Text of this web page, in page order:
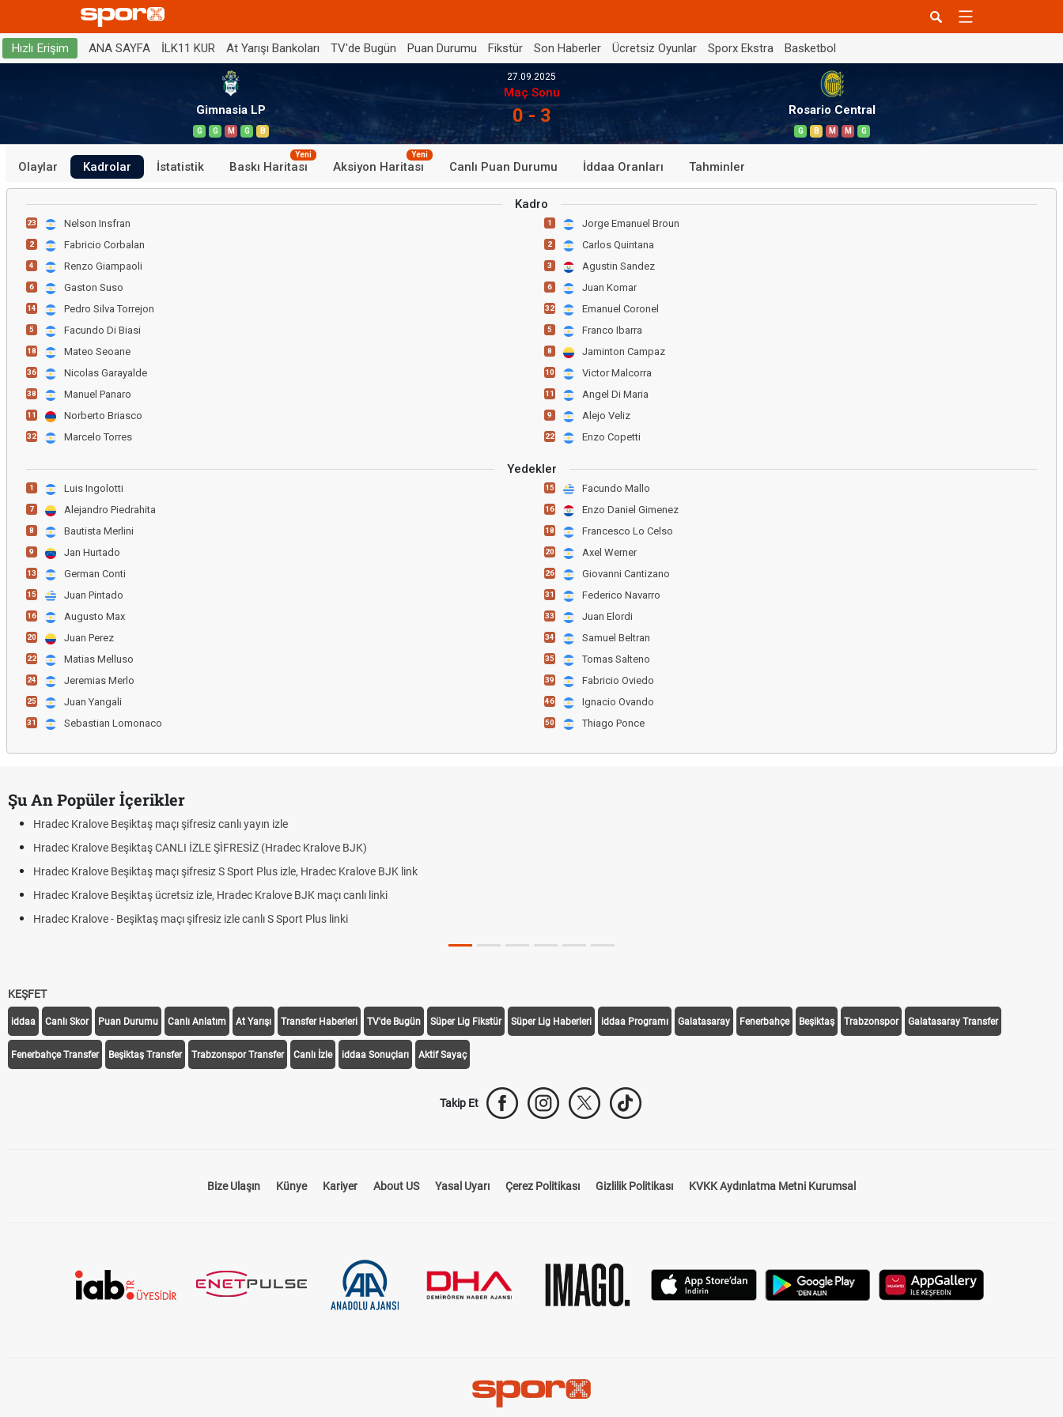
Hızlı Erişim ANA SAYFA İLK11 KUR At Yarışı Bankoları TV'de Bugün Puan Durumu Fikstür Son Haberler Ücretsiz Oyunlar Sporx Ekstra Basketbol
Gimnasia LP
G G M G B
27.09.2025
Maç Sonu
0 - 3 Rosario Central
G B M M G
Olaylar Kadrolar İstatistik Baskı Haritası
Yeni
Aksiyon Haritası
Yeni
Canlı Puan Durumu İddaa Oranları Tahminler
Kadro
23 Nelson Insfran
2 Fabricio Corbalan
4 Renzo Giampaoli
6 Gaston Suso
14 Pedro Silva Torrejon
5 Facundo Di Biasi
18 Mateo Seoane
36 Nicolas Garayalde
38 Manuel Panaro
11 Norberto Briasco
32 Marcelo Torres
1 Jorge Emanuel Broun
2 Carlos Quintana
3 Agustin Sandez
6 Juan Komar
32 Emanuel Coronel
5 Franco Ibarra
8 Jaminton Campaz
10 Victor Malcorra
11 Angel Di Maria
9 Alejo Veliz
22 Enzo Copetti
Yedekler
1 Luis Ingolotti
7 Alejandro Piedrahita
8 Bautista Merlini
9 Jan Hurtado
13 German Conti
15 Juan Pintado
16 Augusto Max
20 Juan Perez
22 Matias Melluso
24 Jeremias Merlo
25 Juan Yangali
31 Sebastian Lomonaco
15 Facundo Mallo
16 Enzo Daniel Gimenez
18 Francesco Lo Celso
20 Axel Werner
26 Giovanni Cantizano
31 Federico Navarro
33 Juan Elordi
34 Samuel Beltran
35 Tomas Salteno
39 Fabricio Oviedo
46 Ignacio Ovando
50 Thiago Ponce
Şu An Popüler İçerikler
Hradec Kralove Beşiktaş maçı şifresiz canlı yayın izle
Hradec Kralove Beşiktaş CANLI İZLE ŞİFRESİZ (Hradec Kralove BJK)
Hradec Kralove Beşiktaş maçı şifresiz S Sport Plus izle, Hradec Kralove BJK link
Hradec Kralove Beşiktaş ücretsiz izle, Hradec Kralove BJK maçı canlı linki
Hradec Kralove - Beşiktaş maçı şifresiz izle canlı S Sport Plus linki
KEŞFET
iddaa Canlı Skor Puan Durumu Canlı Anlatım At Yarışı Transfer Haberleri TV'de Bugün Süper Lig Fikstür Süper Lig Haberleri iddaa Programı Galatasaray Fenerbahçe Beşiktaş Trabzonspor Galatasaray Transfer
Fenerbahçe Transfer Beşiktaş Transfer Trabzonspor Transfer Canlı İzle iddaa Sonuçları Aktif Sayaç
Takip Et
Bize Ulaşın Künye Kariyer About US Yasal Uyarı Çerez Politikası Gizlilik Politikası KVKK Aydınlatma Metni Kurumsal